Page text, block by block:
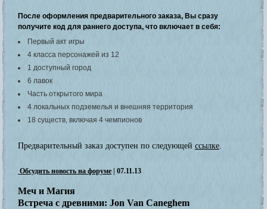
После оформления предварительного заказа, Вы сразу
получите код для раннего доступа, что включает в себя:
Первый акт игры
4 класса персонажей из 12
1 доступный город
6 лавок
Часть открытого мира
4 локальных подземелья и внешняя территория
18 существ, включая 4 чемпионов
Предварительный заказ доступен по следующей ссылке.
Обсудить новость на форуме | 07.11.13
Меч и Магия
Встреча с древними: Jon Van Caneghem